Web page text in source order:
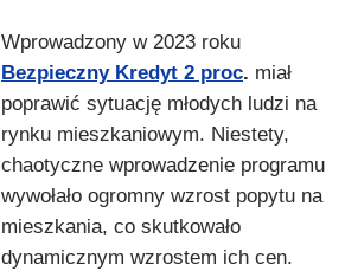
Wprowadzony w 2023 roku
Bezpieczny Kredyt 2 proc. miał
poprawić sytuację młodych ludzi na
rynku mieszkaniowym. Niestety,
chaotyczne wprowadzenie programu
wywołało ogromny wzrost popytu na
mieszkania, co skutkowało
dynamicznym wzrostem ich cen.